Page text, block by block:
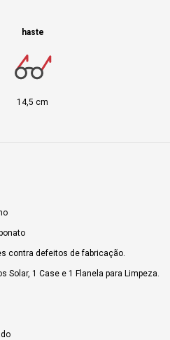
haste
14,5 cm
contra defeitos de fabricação.
Solar, 1 Case e 1 Flanela para Limpeza.